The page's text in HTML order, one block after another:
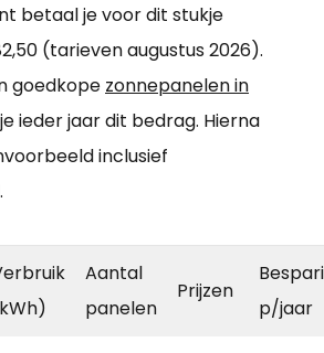
betaal je voor dit stukje
(tarieven augustus 2026).
goedkope zonnepanelen in
ieder jaar dit bedrag. Hierna
inclusief
Aantal
panelen
Prijzen
p/jaar